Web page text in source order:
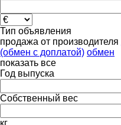
Тип объявления
продажа от производителя
(обмен с доплатой) обмен
показать все
Год выпуска
Собственный вес
кг